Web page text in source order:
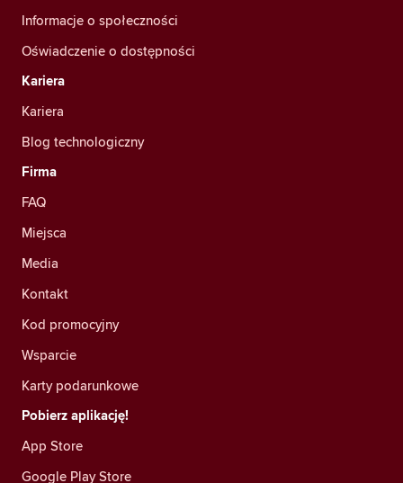
Informacje o społeczności
Oświadczenie o dostępności
Kariera
Kariera
Blog technologiczny
Firma
FAQ
Miejsca
Media
Kontakt
Kod promocyjny
Wsparcie
Karty podarunkowe
Pobierz aplikację!
App Store
Google Play Store